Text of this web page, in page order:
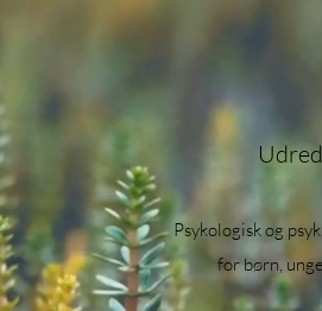
Psykologisk og
for børn,